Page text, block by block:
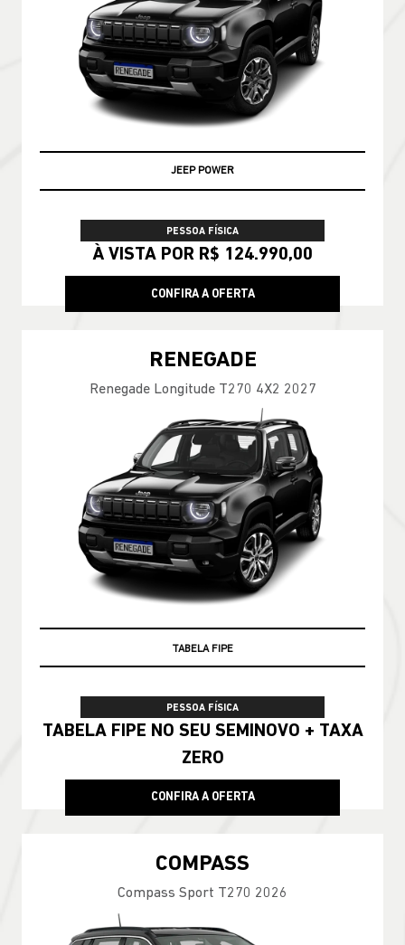
JEEP POWER
PESSOA FÍSICA
À VISTA POR R$ 124.990,00
CONFIRA A OFERTA
RENEGADE
Renegade Longitude T270 4X2 2027
TABELA FIPE
PESSOA FÍSICA
TABELA FIPE NO SEU SEMINOVO + TAXA
ZERO
CONFIRA A OFERTA
COMPASS
Compass Sport T270 2026